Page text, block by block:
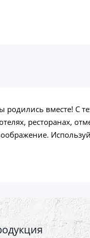
вместе! С
ресторанах,